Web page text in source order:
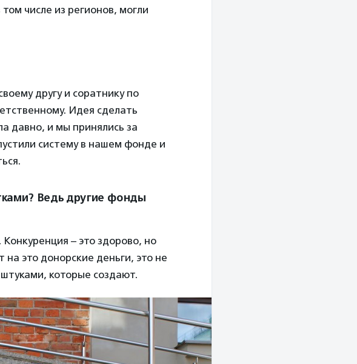
числе из регионов, могли
другу и соратнику по
Идея сделать
давно, и мы принялись за
систему в нашем фонде и
Ведь другие фонды
– это здорово, но
это донорские деньги, это не
которые создают.